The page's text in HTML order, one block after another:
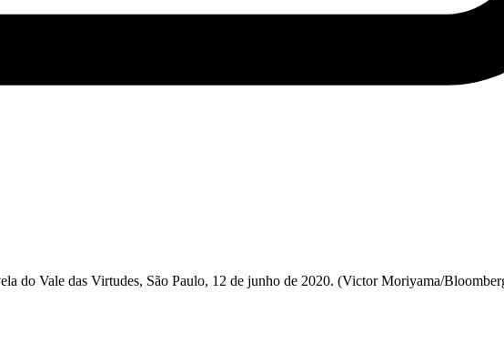
do Vale das Virtudes, São Paulo, 12 de junho de 2020. (Victor Moriyama/